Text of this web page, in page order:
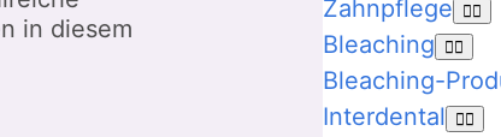
in diesem
Zahnpflege
Bleaching
Bleaching-
Interdental